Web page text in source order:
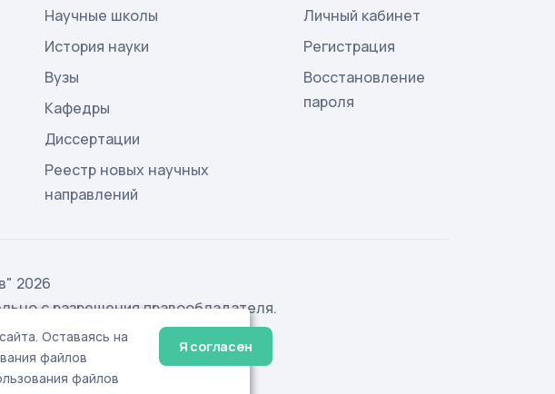
Научные школы
История науки
Вузы
Кафедры
Диссертации
Реестр новых научных
направлений
Личный кабинет
Регистрация
Восстановление
пароля
2026
с разрешения правообладателя.
Оставаясь на
файлов
файлов
Я согласен